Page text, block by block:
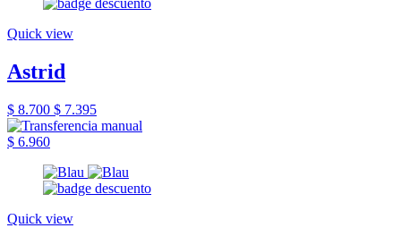
Quick view
Astrid
$ 8.700 $ 7.395
$ 6.960
Quick view